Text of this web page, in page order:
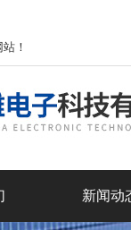
！
新闻动